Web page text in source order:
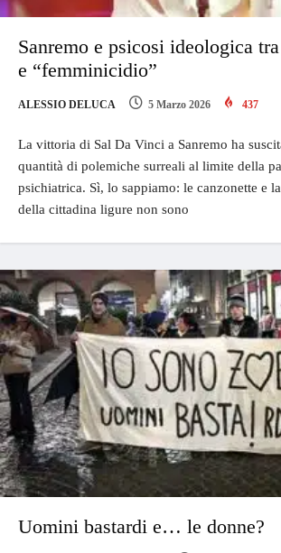
Sanremo e psicosi ideologica
e “femminicidio”
ALESSIO DELUCA 5 Marzo 2026 437
La vittoria di Sal Da Vinci a Sanremo ha
quantità di polemiche surreali al limite della
psichiatrica. Sì, lo sappiamo: le canzonette e
della cittadina ligure non sono
Uomini bastardi e… le donne?